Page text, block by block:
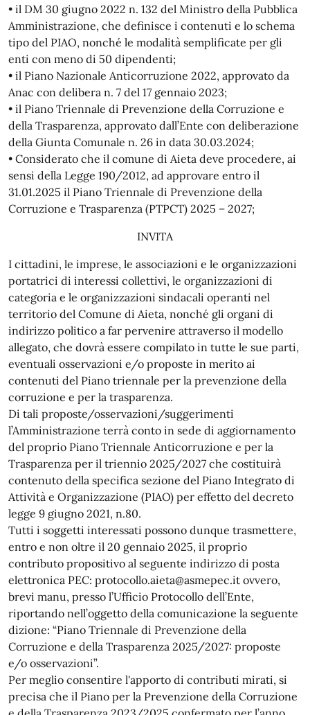
• il DM 30 giugno 2022 n. 132 del Ministro della Pubblica
Amministrazione, che definisce i contenuti e lo schema
tipo del PIAO, nonché le modalità semplificate per gli
enti con meno di 50 dipendenti;
• il Piano Nazionale Anticorruzione 2022, approvato da
Anac con delibera n. 7 del 17 gennaio 2023;
• il Piano Triennale di Prevenzione della Corruzione e
della Trasparenza, approvato dall’Ente con deliberazione
della Giunta Comunale n. 26 in data 30.03.2024;
• Considerato che il comune di Aieta deve procedere, ai
sensi della Legge 190/2012, ad approvare entro il
31.01.2025 il Piano Triennale di Prevenzione della
Corruzione e Trasparenza (PTPCT) 2025 – 2027;
INVITA
I cittadini, le imprese, le associazioni e le organizzazioni
portatrici di interessi collettivi, le organizzazioni di
categoria e le organizzazioni sindacali operanti nel
territorio del Comune di Aieta, nonché gli organi di
indirizzo politico a far pervenire attraverso il modello
allegato, che dovrà essere compilato in tutte le sue parti,
eventuali osservazioni e/o proposte in merito ai
contenuti del Piano triennale per la prevenzione della
corruzione e per la trasparenza.
Di tali proposte/osservazioni/suggerimenti
l’Amministrazione terrà conto in sede di aggiornamento
del proprio Piano Triennale Anticorruzione e per la
Trasparenza per il triennio 2025/2027 che costituirà
contenuto della specifica sezione del Piano Integrato di
Attività e Organizzazione (PIAO) per effetto del decreto
legge 9 giugno 2021, n.80.
Tutti i soggetti interessati possono dunque trasmettere,
entro e non oltre il 20 gennaio 2025, il proprio
contributo propositivo al seguente indirizzo di posta
elettronica PEC: protocollo.aieta@asmepec.it ovvero,
brevi manu, presso l’Ufficio Protocollo dell’Ente,
riportando nell’oggetto della comunicazione la seguente
dizione: “Piano Triennale di Prevenzione della
Corruzione e della Trasparenza 2025/2027: proposte
e/o osservazioni”.
Per meglio consentire l'apporto di contributi mirati, si
precisa che il Piano per la Prevenzione della Corruzione